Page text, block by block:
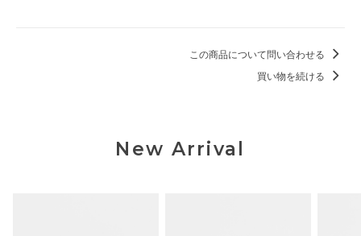
この商品について問い合わせる
買い物を続ける
New Arrival